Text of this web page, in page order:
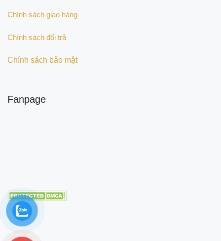
Chính sách giao hàng
Chính sách đổi trả
Chính sách bảo mật
Fanpage